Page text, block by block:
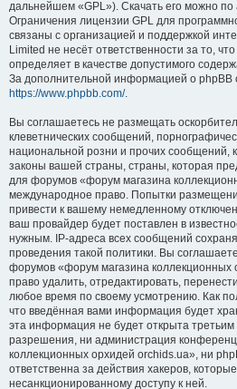
дальнейшем «GPL»). Скачать его можно по
Ограничения лицензии GPL для
связаны с организацией и поддержкой
Limited не несёт ответственности за то,
определяет в качестве допустимого
За дополнительной информацией о phpBB
https://www.phpbb.com/.
Вы соглашаетесь не размещать
клеветнических сообщений,
национальной розни и прочих сообщений,
законы вашей страны, страны, которая
для форумов «форум магазина
международное право. Попытки
привести к вашему немедленному
ваш провайдер будет поставлен в
нужным. IP-адреса всех сообщений
проведения такой политики. Вы
форумов «форум магазина коллекционных
право удалить, отредактировать,
любое время по своему усмотрению. Как
что введённая вами информация будет
эта информация не будет открыта
разрешения, ни администрация
коллекционных орхидей orchids.ua», ни
ответственна за действия хакеров,
несанкционированному доступу к ней.